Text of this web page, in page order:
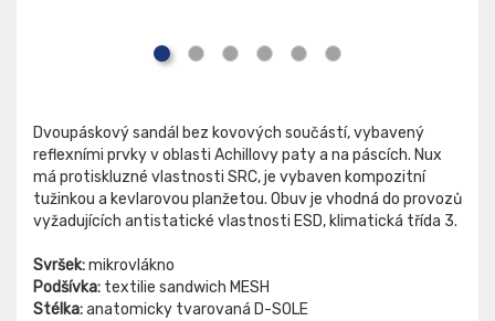
Dvoupáskový sandál bez kovových součástí, vybavený
reflexními prvky v oblasti Achillovy paty a na páscích. Nux
má protiskluzné vlastnosti SRC, je vybaven kompozitní
tužinkou a kevlarovou planžetou. Obuv je vhodná do provozů
vyžadujících antistatické vlastnosti ESD, klimatická třída 3.
Svršek:mikrovlákno
Podšívka: textilie sandwich MESH
Stélka:anatomicky tvarovaná D-SOLE